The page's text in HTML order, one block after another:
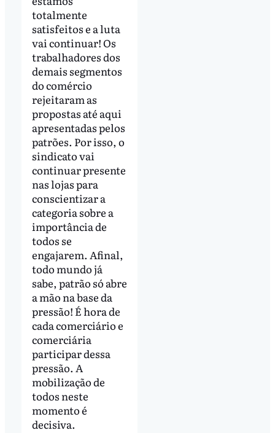
totalmente
satisfeitos e a luta
vai continuar! Os
trabalhadores dos
demais segmentos
do comércio
rejeitaram as
propostas até aqui
apresentadas pelos
patrões. Por isso, o
sindicato vai
continuar presente
nas lojas para
conscientizar a
categoria sobre a
importância de
todos se
engajarem. Afinal,
todo mundo já
sabe, patrão só abre
a mão na base da
pressão! É hora de
cada comerciário e
comerciária
participar dessa
pressão. A
mobilização de
todos neste
momento é
decisiva.